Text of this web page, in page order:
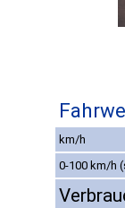
km/h
0-100 km/h